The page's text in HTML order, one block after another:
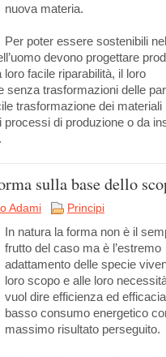
nuova materia.
Per poter essere sostenibili nel
devono progettare
facile riparabilità, il loro
senza trasformazioni delle
trasformazione dei materiali
di produzione o da
sulla base dello
Adami Principi
In natura la forma non è il
frutto del caso ma è l’estremo
adattamento delle specie
loro scopo e alle loro
vuol dire efficienza ed
basso consumo energetico
massimo risultato perseguito.